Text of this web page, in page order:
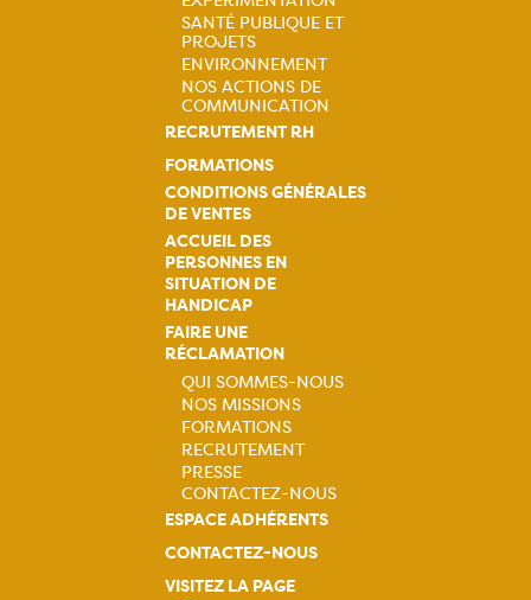
SANTÉ PUBLIQUE ET
PROJETS
ENVIRONNEMENT
NOS ACTIONS DE
COMMUNICATION
RECRUTEMENT RH
FORMATIONS
CONDITIONS GÉNÉRALES
DE VENTES
ACCUEIL DES
PERSONNES EN
SITUATION DE
HANDICAP
FAIRE UNE
RÉCLAMATION
Navigation
principale
QUI SOMMES-NOUS
NOS MISSIONS
FORMATIONS
RECRUTEMENT
PRESSE
CONTACTEZ-NOUS
ESPACE ADHÉRENTS
CONTACTEZ-NOUS
VISITEZ LA PAGE